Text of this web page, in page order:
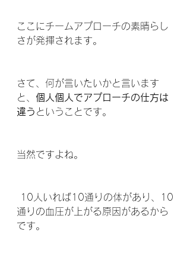
ここにチームアプローチの素晴らし
さが発揮されます。
さて、何が言いたいかと言います
と、 個人個人でアプローチの仕方は
違う ということです。
当然ですよね。
通りの血圧が上がる原因があるから
です。